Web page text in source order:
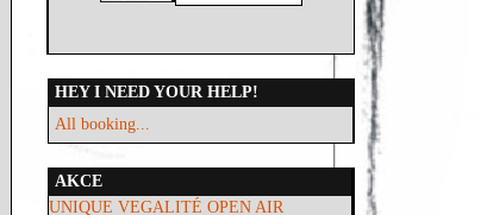
HEY I NEED YOUR HELP!
All booking...
AKCE
UNIQUE VEGALITÉ OPEN AIR